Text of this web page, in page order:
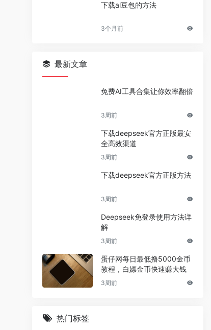
下载al豆包的方法
3个月前
最新文章
免费AI工具合集让你效率翻倍
3周前
下载deepseek官方正版最安
全高效渠道
3周前
下载deepseek官方正版方法
3周前
Deepseek免登录使用方法详
解
3周前
蛋仔网每日最低撸5000金币
教程，白嫖金币快速赚大钱
3周前
热门标签